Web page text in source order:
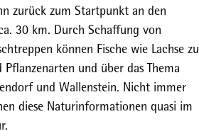
zurück zum Startpunkt an den
30 km. Durch Schaffung von
können Fische wie Lachse zu
und über das Thema
und Wallenstein. Nicht immer
diese Naturinformationen quasi im